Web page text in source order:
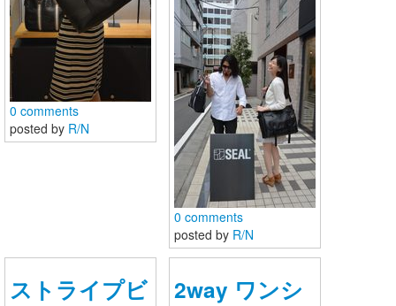
利用規約
プライバシーポリシー
お問い合わせ
0 comments
posted by R/N
0 comments
posted by R/N
ストライプビ
2way ワンシ